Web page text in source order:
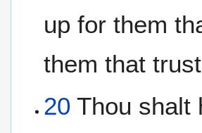
up for them
them that
20 Thou shalt